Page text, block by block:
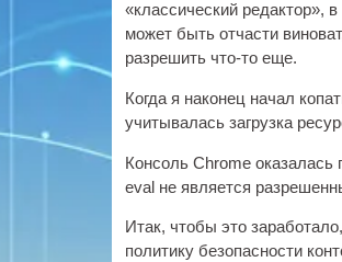
«классический редактор»,
может быть отчасти
разрешить что-то еще.
Когда я наконец начал
учитывалась загрузка
Консоль Chrome оказалась
eval не является
Итак, чтобы это
политику безопасности